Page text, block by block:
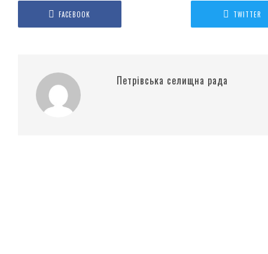
FACEBOOK TWITTER
Петрівська селищна рада